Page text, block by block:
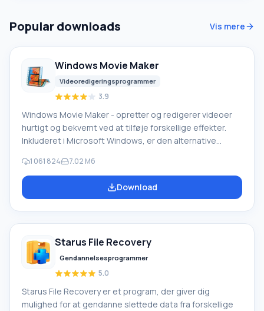
Popular downloads Vis mere
Windows Movie Maker
Videoredigeringsprogrammer
3.9
Windows Movie Maker - opretter og redigerer videoer
hurtigt og bekvemt ved at tilføje forskellige effekter.
Inkluderet i Microsoft Windows, er den alternative
Live-softwarepakke fra Microsoft. Funktioner i Windows
Movie Maker: Optag video fra forskellige kilder
(videokameraer, mobiltelefoner, digitale videokameraer,
1 061 824 7.02 Мб
Download
Starus File Recovery
Gendannelsesprogrammer
5.0
Starus File Recovery er et program, der giver dig
mulighed for at gendanne slettede data fra forskellige